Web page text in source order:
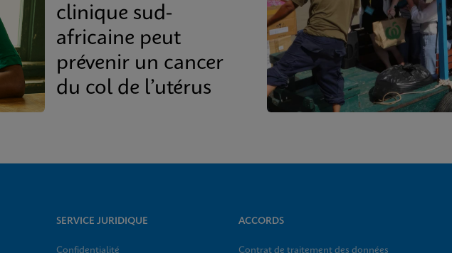
clinique sud-
africaine peut
prévenir un cancer
du col de l’utérus
SERVICE JURIDIQUE
Confidentialité
ACCORDS
Contrat de traitement des données